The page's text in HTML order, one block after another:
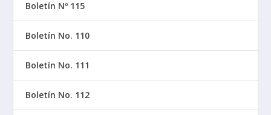
Boletín Nº 115
Boletín No. 110
Boletín No. 111
Boletín No. 112